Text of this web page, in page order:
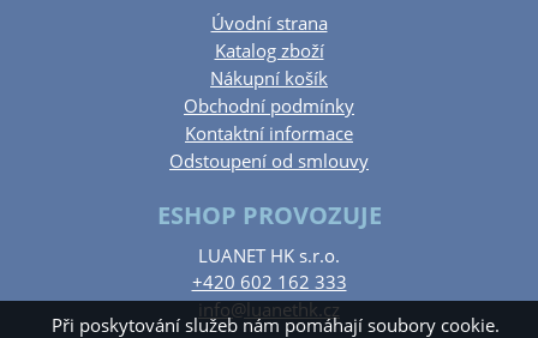
Úvodní strana
Katalog zboží
Nákupní košík
Obchodní podmínky
Kontaktní informace
Odstoupení od smlouvy
ESHOP PROVOZUJE
LUANET HK s.r.o.
+420 602 162 333
info@luanethk.cz
Při poskytování služeb nám pomáhají soubory cookie.